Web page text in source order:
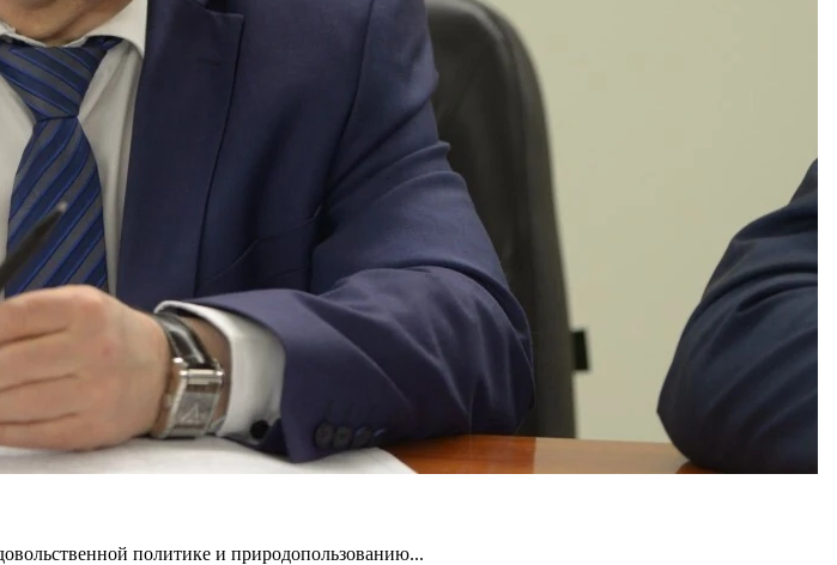
политике и природопользованию...